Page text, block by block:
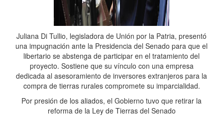
Juliana Di Tullio, legisladora de Unión por la Patria, presentó
una impugnación ante la Presidencia del Senado para que el
libertario se abstenga de participar en el tratamiento del
proyecto. Sostiene que su vínculo con una empresa
dedicada al asesoramiento de inversores extranjeros para la
compra de tierras rurales compromete su imparcialidad.
Por presión de los aliados, el Gobierno tuvo que retirar la
reforma de la Ley de Tierras del Senado